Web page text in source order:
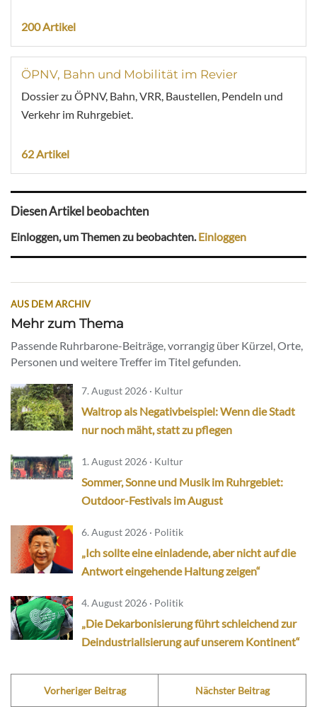
200 Artikel
ÖPNV, Bahn und Mobilität im Revier
Dossier zu ÖPNV, Bahn, VRR, Baustellen, Pendeln und
Verkehr im Ruhrgebiet.
62 Artikel
Diesen Artikel beobachten
Einloggen, um Themen zu beobachten.Einloggen
AUS DEM ARCHIV
Mehr zum Thema
Passende Ruhrbarone-Beiträge, vorrangig über Kürzel, Orte,
Personen und weitere Treffer im Titel gefunden.
7. August 2026 · Kultur
Waltrop als Negativbeispiel: Wenn die Stadt
nur noch mäht, statt zu pflegen
1. August 2026 · Kultur
Sommer, Sonne und Musik im Ruhrgebiet:
Outdoor-Festivals im August
6. August 2026 · Politik
„Ich sollte eine einladende, aber nicht auf die
Antwort eingehende Haltung zeigen“
4. August 2026 · Politik
„Die Dekarbonisierung führt schleichend zur
Deindustrialisierung auf unserem Kontinent“
Vorheriger Beitrag Nächster Beitrag